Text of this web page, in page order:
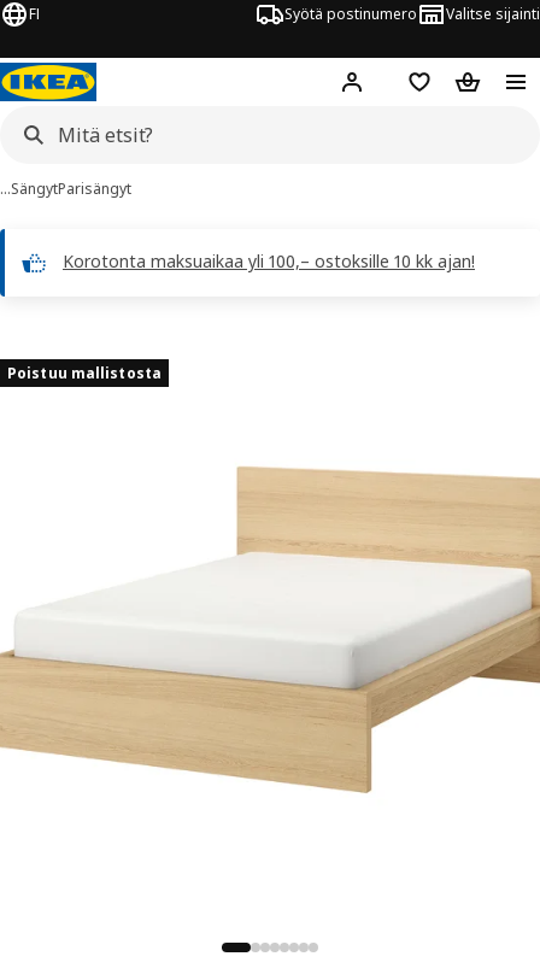
FI Syötä postinumero Valitse sijainti
Hej! Kirjaudu sisään
Suosikit
…SängytParisängyt
Korotonta maksuaikaa yli 100,– ostoksille 10 kk ajan!
kuvat
Poistuu mallistosta